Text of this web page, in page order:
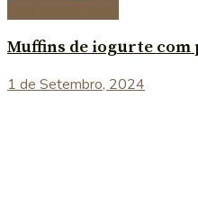
Muffins de iogurte com
1 de Setembro, 2024